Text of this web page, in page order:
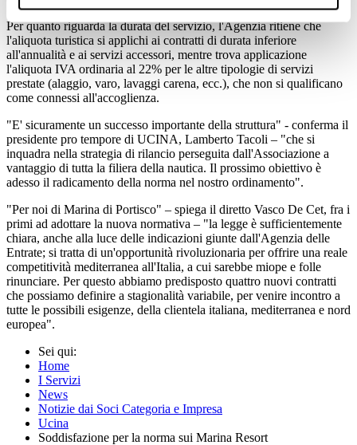
Per quanto riguarda la durata del servizio, l'Agenzia ritiene che
l'aliquota turistica si applichi ai contratti di durata inferiore
all'annualità e ai servizi accessori, mentre trova applicazione
l'aliquota IVA ordinaria al 22% per le altre tipologie di servizi
prestate (alaggio, varo, lavaggi carena, ecc.), che non si qualificano
come connessi all'accoglienza.
"E' sicuramente un successo importante della struttura" - conferma il
presidente pro tempore di UCINA, Lamberto Tacoli – "che si
inquadra nella strategia di rilancio perseguita dall'Associazione a
vantaggio di tutta la filiera della nautica. Il prossimo obiettivo è
adesso il radicamento della norma nel nostro ordinamento".
"Per noi di Marina di Portisco" – spiega il diretto Vasco De Cet, fra i
primi ad adottare la nuova normativa – "la legge è sufficientemente
chiara, anche alla luce delle indicazioni giunte dall'Agenzia delle
Entrate; si tratta di un'opportunità rivoluzionaria per offrire una reale
competitività mediterranea all'Italia, a cui sarebbe miope e folle
rinunciare. Per questo abbiamo predisposto quattro nuovi contratti
che possiamo definire a stagionalità variabile, per venire incontro a
tutte le possibili esigenze, della clientela italiana, mediterranea e nord
europea".
Sei qui:
Home
I Servizi
News
Notizie dai Soci Categoria e Impresa
Ucina
Soddisfazione per la norma sui Marina Resort